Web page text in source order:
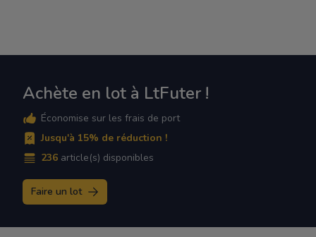
Achète en lot à LtFuter !
Économise sur les frais de port
Jusqu'à 15% de réduction !
236 article(s) disponibles
Faire un lot